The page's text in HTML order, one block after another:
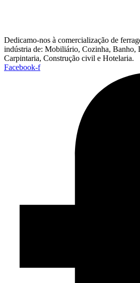
Dedicamo-nos à comercialização de
indústria de: Mobiliário, Cozinha, Banho,
Carpintaria, Construção civil e Hotelaria.
Facebook-f